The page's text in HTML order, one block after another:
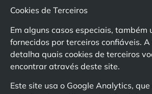
Cookies de Terceiros
Em alguns casos especiais, também
fornecidos por terceiros confiáveis.
detalha quais cookies de terceiros
encontrar através deste site.
Este site usa o Google Analytics,